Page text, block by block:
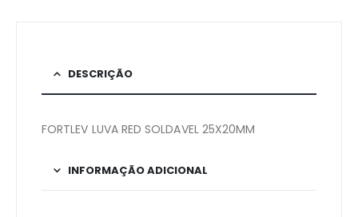
DESCRIÇÃO
FORTLEV LUVA RED SOLDAVEL 25X20MM
INFORMAÇÃO ADICIONAL